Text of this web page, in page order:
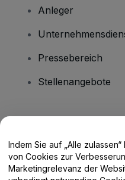
Anleger
Pressebereich
Stellenangebote
Hilfe-Center /
Indem Sie auf „Alle
von Cookies zur
Marketingrelevanz der Website zu. Ansonsten